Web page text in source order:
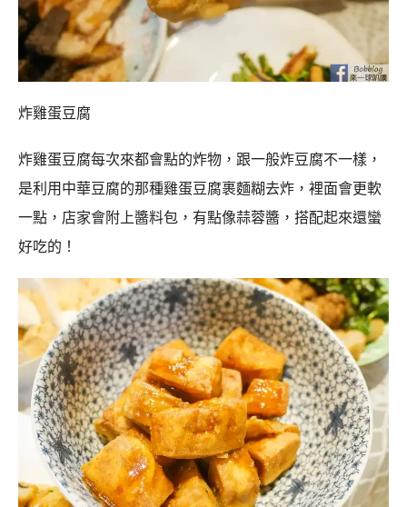
炸雞蛋豆腐
炸雞蛋豆腐每次來都會點的炸物，跟一般炸豆腐不一樣，
是利用中華豆腐的那種雞蛋豆腐裹麵糊去炸，裡面會更軟
一點，店家會附上醬料包，有點像蒜蓉醬，搭配起來還蠻
好吃的！